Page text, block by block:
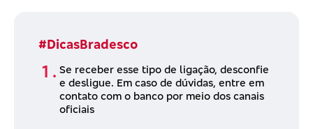
#DicasBradesco
Se receber esse tipo de ligação, desconfie
e desligue. Em caso de dúvidas, entre em
contato com o banco por meio dos canais
oficiais